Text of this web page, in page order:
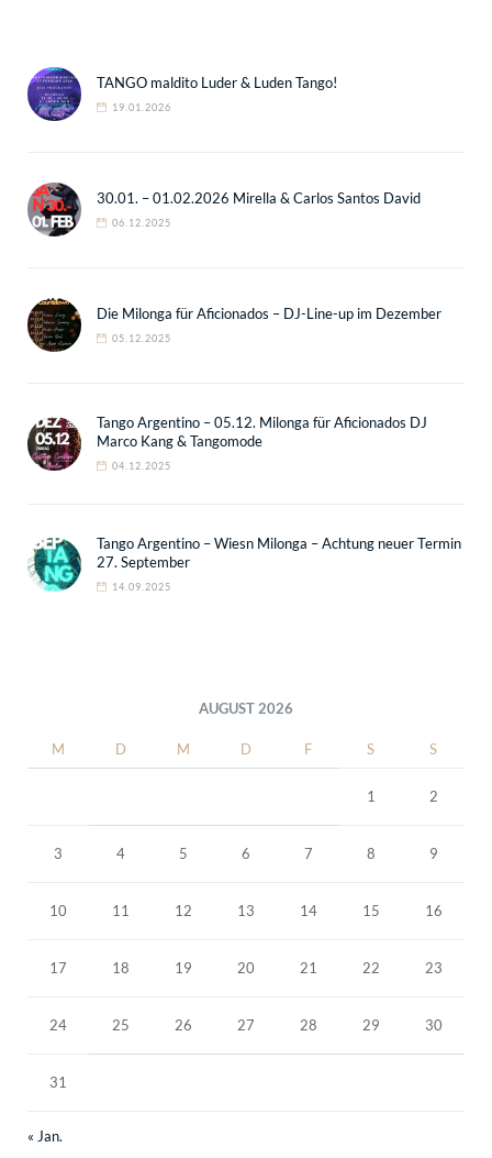
TANGO maldito Luder & Luden Tango!
19.01.2026
30.01. – 01.02.2026 Mirella & Carlos Santos David
06.12.2025
Die Milonga für Aficionados – DJ-Line-up im Dezember
05.12.2025
Tango Argentino – 05.12. Milonga für Aficionados DJ
Marco Kang & Tangomode
04.12.2025
Tango Argentino – Wiesn Milonga – Achtung neuer Termin
27. September
14.09.2025
AUGUST 2026
M D M D F S S
1 2
3 4 5 6 7 8 9
10 11 12 13 14 15 16
17 18 19 20 21 22 23
24 25 26 27 28 29 30
31
« Jan.